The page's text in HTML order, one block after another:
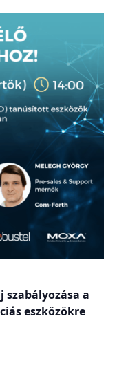
szabályozása a
eszközökre